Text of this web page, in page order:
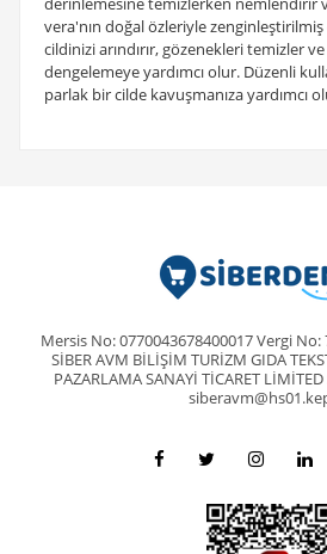
vera'nın doğal özleriyle
cildinizi arındırır, gözenekleri temizler
dengelemeye yardımcı olur. Düzenli
parlak bir cilde kavuşmanıza yardımcı
Mersis No: 0770043678400017 Vergi No:
SİBER AVM BİLİŞİM TURİZM GIDA
PAZARLAMA SANAYİ TİCARET